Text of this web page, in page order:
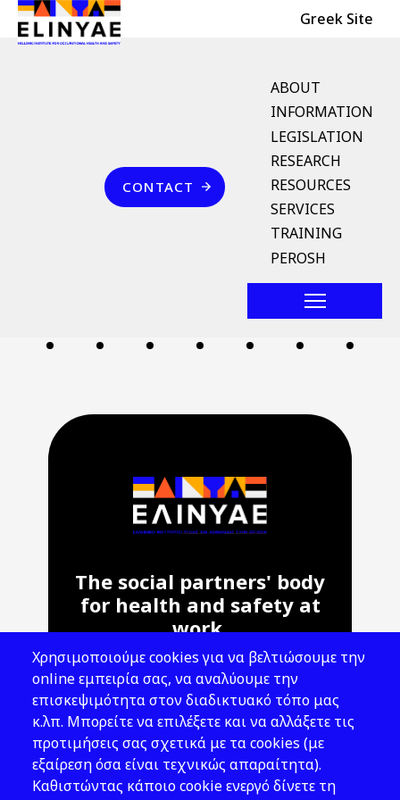
Skip to main content
Header Top Greek Site
English Menu
ABOUT
INFORMATION
LEGISLATION
RESEARCH
RESOURCES
SERVICES
TRAINING
PEROSH
Επικοινωνία
CONTACT
Breadcrumb
άμεσος κίνδυνος
The social partners' body
for health and safety at
work.
Address: 143 Liosion & 6 Thirsiou, 104
45, Athens
T: 210 82 00 100
e: info@elinyae.gr
Follow Us
Χρησιμοποιούμε cookies για να βελτιώσουμε την
online εμπειρία σας, να αναλύουμε την
επισκεψιμότητα στον διαδικτυακό τόπο μας
κ.λπ. Μπορείτε να επιλέξετε και να αλλάξετε τις
προτιμήσεις σας σχετικά με τα cookies (με
εξαίρεση όσα είναι τεχνικώς απαραίτητα).
Καθιστώντας κάποιο cookie ενεργό δίνετε τη